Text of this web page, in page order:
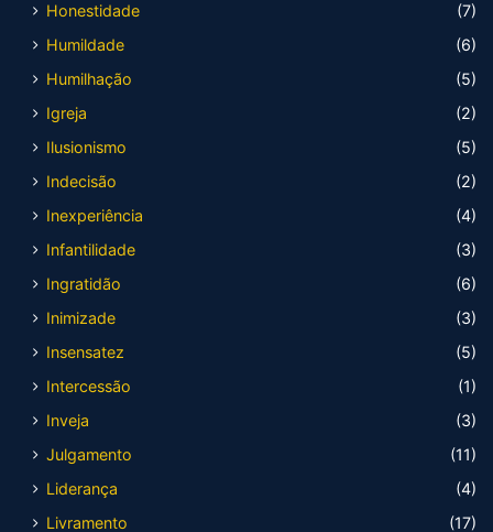
Honestidade
(7)
Humildade
(6)
Humilhação
(5)
Igreja
(2)
Ilusionismo
(5)
Indecisão
(2)
Inexperiência
(4)
Infantilidade
(3)
Ingratidão
(6)
Inimizade
(3)
Insensatez
(5)
Intercessão
(1)
Inveja
(3)
Julgamento
(11)
Liderança
(4)
Livramento
(17)